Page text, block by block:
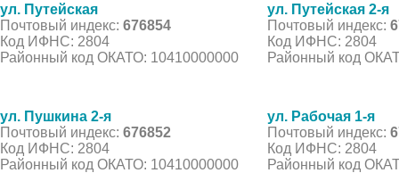
ул. Путейская
Почтовый индекс: 676854
Код ИФНС: 2804
Районный код ОКАТО: 10410000000
ул. Путейская 2-я
Почтовый индекс:
Код ИФНС: 2804
Районный код
ул. Пушкина 2-я
Почтовый индекс: 676852
Код ИФНС: 2804
Районный код ОКАТО: 10410000000
ул. Рабочая 1-я
Почтовый индекс:
Код ИФНС: 2804
Районный код